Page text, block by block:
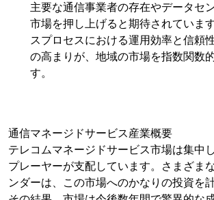
主要な通信事業者の存在やデータセ
市場を押し上げると期待されていま
スプロセスにおける運用効率と信頼
の高まりが、地域の市場を指数関数
す。
通信マネージドサービス産業概要
テレコムマネージドサービス市場は集中
プレーヤーが支配しています。さまざま
ンダーは、この市場へのかなりの投資を